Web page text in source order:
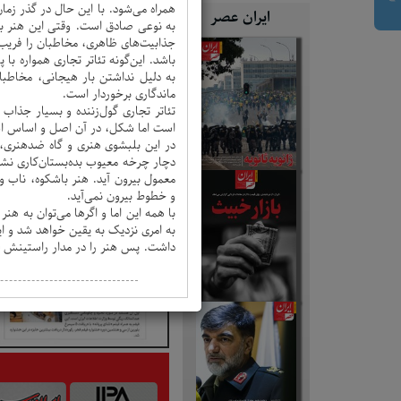
ایران عصر
همراه می‌شود. با این حال در گذر
به نوعی صادق است. وقتی این هنر به
جذابیت‌های ظاهری، مخاطبان را
باشد. این‌گونه تئاتر تجاری
به دلیل نداشتن بار هیجانی،
ماندگاری برخوردار است.
تئاتر تجاری گول‌زننده و بسیار
است اما شکل، در آن اصل و اساس
در این بلبشوی هنری و گاه
دچار چرخه معیوب بده‌بستان‌کاری
معمول بیرون آید. هنر باشکوه،
و خطوط بیرون نمی‌آید.
با همه این اما و اگرها می‌توان به
به امری نزدیک به یقین خواهد شد و
داشت. پس هنر را در مدار راستینش